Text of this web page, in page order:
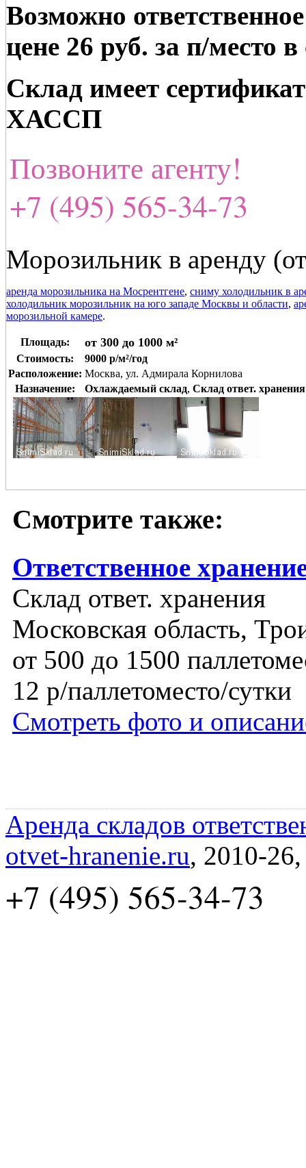
Возможно
цене 26 руб. за п/место в
Склад имеет
ХАССП
Позвоните агенту!
+7 (495) 565-34-73
Морозильник в аренду
аренда морозильника на Мосрентгене, сниму холодильник в
холодильник морозильник на юго западе Москвы и области,
морозильной камере.
Площадь: от 300 до 1000 м²
Стоимость:
9000 р/м²/год
Расположение: Москва, ул. Адмирала Корнилова
Назначение:
Охлаждаемый склад, Склад ответ. хранения
Смотрите также:
Ответственное
Склад ответ. хранения
Московская область,
от 500 до 1500
12 р/паллетоместо/сутки
Смотреть фото и
Аренда складов
otvet-hranenie.ru, 2010-
+7 (495) 565-34-73